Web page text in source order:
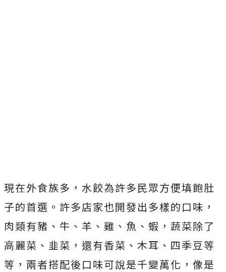
現在外食族多，水餃為許多民眾方便填飽肚
子的首選。許多店家也開發出多樣的口味，
肉類有豬、牛、羊、雞、魚、蝦，蔬菜除了
高麗菜、韭菜，還有香菜、木耳、四季豆等
等，兩者搭配後口味可說是千變萬化，像是